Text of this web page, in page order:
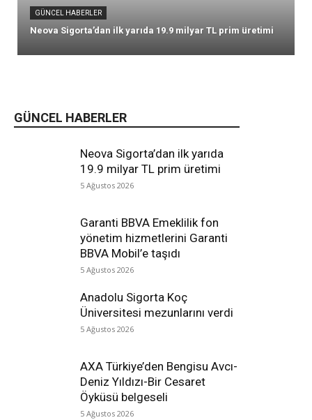
GÜNCEL HABERLER
Neova Sigorta’dan ilk yarıda
19.9 milyar TL prim üretimi
5 Ağustos 2026
Garanti BBVA Emeklilik fon
yönetim hizmetlerini Garanti
BBVA Mobil’e taşıdı
5 Ağustos 2026
Anadolu Sigorta Koç
Üniversitesi mezunlarını verdi
5 Ağustos 2026
AXA Türkiye’den Bengisu Avcı-
Deniz Yıldızı-Bir Cesaret
Öyküsü belgeseli
5 Ağustos 2026
GÜNCEL HABERLER
Neova Sigorta’dan ilk yarıda 19.9 milyar TL prim üretimi